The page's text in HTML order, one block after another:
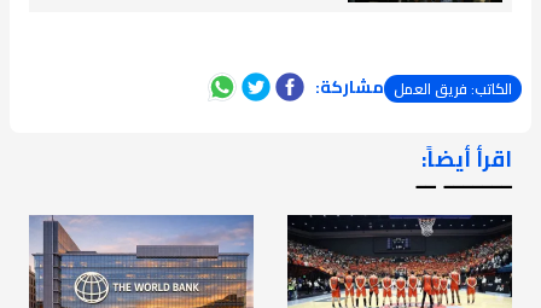
الكاتب: فريق العمل مشاركة:
اقرأ أيضاً:
ـــــــ ــ